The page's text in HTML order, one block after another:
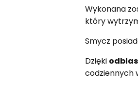
Wykonana
który
Smycz
Dzięki
codziennych